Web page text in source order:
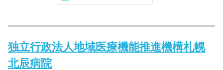
独立行政法人地域医療機能推進機構札幌
北辰病院